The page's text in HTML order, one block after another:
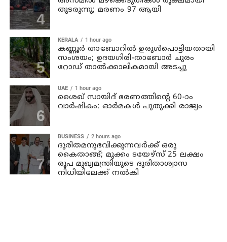
തുടരുന്നു; മരണം 97 ആയി
KERALA 1 hour ago
കണ്ണൂര്‍ താബോറില്‍ ഉരുള്‍പൊട്ടിയതായി
സംശയം; ഉദയഗിരി-താബോര്‍ ചുരം
റോഡ് താല്‍ക്കാലികമായി അടച്ചു
UAE 1 hour ago
ശൈഖ് സായിദ് ഭരണത്തിന്റെ 60-ാം
വാർഷികം: ഓർമകൾ പുതുക്കി രാജ്യം
BUSINESS 2 hours ago
ദുരിതമനുഭവിക്കുന്നവര്‍ക്ക് ഒരു
കൈതാങ്ങ്; മുക്കം ടയേഴ്‌സ് 25 ലക്ഷം
രൂപ മുഖ്യമന്ത്രിയുടെ ദുരിതാശ്വാസ
നിധിയിലേക്ക് നല്‍കി